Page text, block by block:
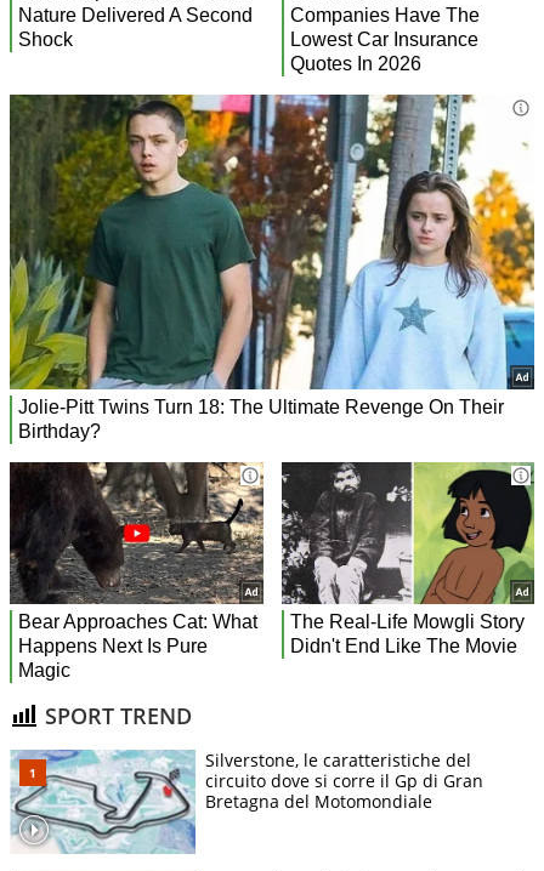
SPORT TREND
Silverstone, le caratteristiche del
circuito dove si corre il Gp di Gran
Bretagna del Motomondiale